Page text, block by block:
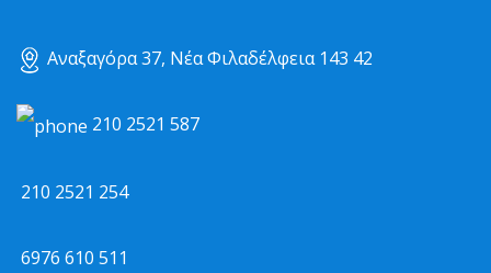
Αναξαγόρα 37, Νέα Φιλαδέλφεια 143 42
210 2521 587
210 2521 254
6976 610 511